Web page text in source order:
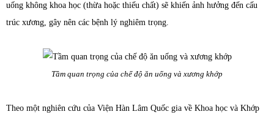
uống không khoa học (thừa hoặc thiếu chất) sẽ khiến ảnh hưởng đến cấu
trúc xương, gây nên các bệnh lý nghiêm trọng.
Tầm quan trọng của chế độ ăn uống và xương khớp
Theo một nghiên cứu của Viện Hàn Lâm Quốc gia về Khoa học và Khớp